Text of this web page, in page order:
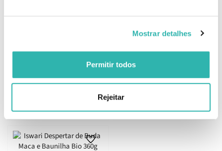
Mostrar detalhes
Permitir todos
Rejeitar
Cacau Bio 360g
€11.67€12.29
PVPR
Iswari Despertar de Buda
Amendoim e Banana Bio
360g
€11.67€12.29
PVPR